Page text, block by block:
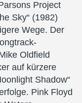
Project
Sky“ (1982)
Wege. Der
Oldfield
auf kürzere
Shadow“
Pink Floyd